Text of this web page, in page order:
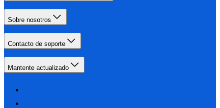
Sobre nosotros
Contacto de soporte
Mantente actualizado